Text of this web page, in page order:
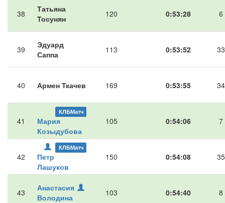
38
Татьяна
Тосунян
120 0:53:28 6
39
Эдуард
Саппа
113 0:53:52 33
40 Армен Ткачев 169 0:53:55 34
41
КЛБМатч
Мария
Козыдубова
105 0:54:06 7
42
КЛБМатч
Петр
Лашуков
150 0:54:08 35
43
Анастасия
Володина
103 0:54:40 8